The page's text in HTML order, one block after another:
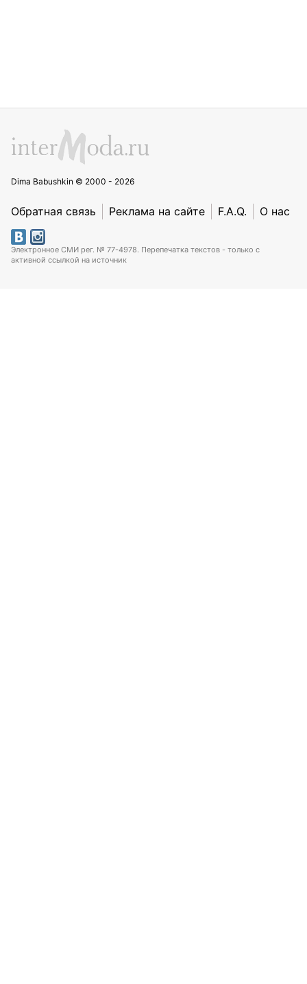
Dima Babushkin © 2000 - 2026
Обратная связь Реклама на сайте F.A.Q. О нас
Электронное СМИ рег. № 77-4978. Перепечатка текстов - только с
активной ссылкой на источник